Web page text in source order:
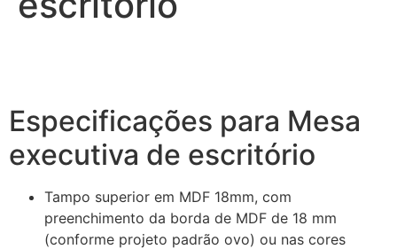
Especificações para Mesa
executiva de escritório
Tampo superior em MDF 18mm, com
preenchimento da borda de MDF de 18 mm
(conforme projeto padrão ovo) ou nas cores